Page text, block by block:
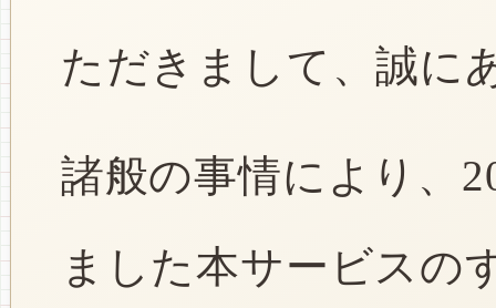
ただきまして、誠に
諸般の事情により、
ました本サービスの